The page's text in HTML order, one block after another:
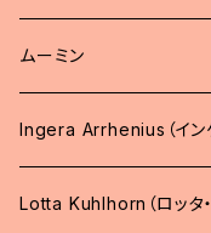
ムーミン
Ingera Arrhenius（インゲ
Lotta Kuhlhorn（ロッタ